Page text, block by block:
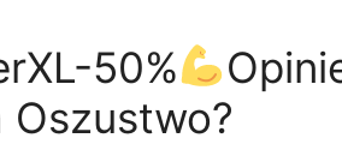
50%
Oszustwo?